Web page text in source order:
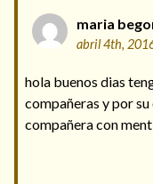
maria
abril 4th,
hola buenos dias
compañeras y por
compañera con